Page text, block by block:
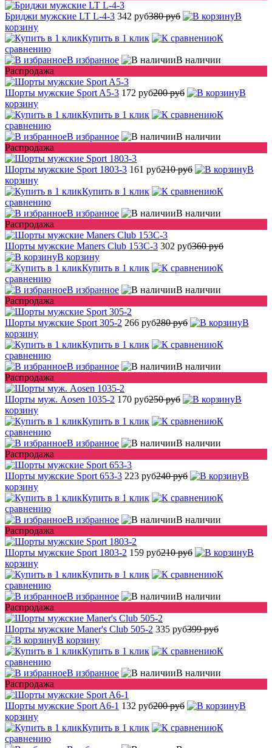
Бриджи мужские LT L-4-3 342 руб380 руб
В
корзину
Купить в 1 клик
К
сравнению
В избранное
В наличии
Распродажа
Шорты мужские Sport A5-3 172 руб200 руб
В
корзину
Купить в 1 клик
К
сравнению
В избранное
В наличии
Распродажа
Шорты мужские Sport 1803-3 161 руб210 руб
В
корзину
Купить в 1 клик
К
сравнению
В избранное
В наличии
Распродажа
Шорты мужские Maners Club 153C-3 302 руб360 руб
В корзину
Купить в 1 клик
К
сравнению
В избранное
В наличии
Распродажа
Шорты мужские Sport 305-2 266 руб280 руб
В
корзину
Купить в 1 клик
К
сравнению
В избранное
В наличии
Распродажа
Шорты муж. Aosen 1035-2 170 руб250 руб
В
корзину
Купить в 1 клик
К
сравнению
В избранное
В наличии
Распродажа
Шорты мужские Sport 653-3 223 руб240 руб
В
корзину
Купить в 1 клик
К
сравнению
В избранное
В наличии
Распродажа
Шорты мужские Sport 1803-2 159 руб210 руб
В
корзину
Купить в 1 клик
К
сравнению
В избранное
В наличии
Распродажа
Шорты мужские Maner's Club 505-2 335 руб399 руб
В корзину
Купить в 1 клик
К
сравнению
В избранное
В наличии
Распродажа
Шорты мужские Sport A6-1 132 руб200 руб
В
корзину
Купить в 1 клик
К
сравнению